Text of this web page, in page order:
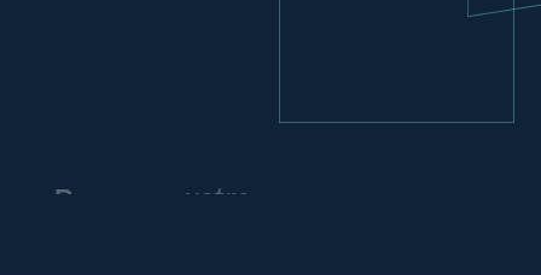
Repenser votre